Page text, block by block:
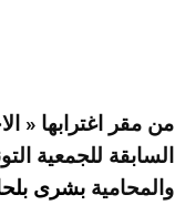
من مقر اغترابها «
السابقة للجمعية
والمحامية بشرى